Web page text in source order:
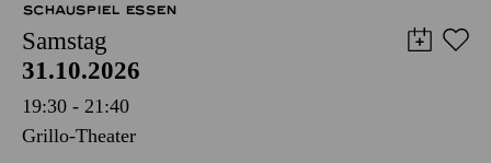
SCHAUSPIEL ESSEN
Samstag
31.10.2026
19:30 - 21:40
Grillo-Theater